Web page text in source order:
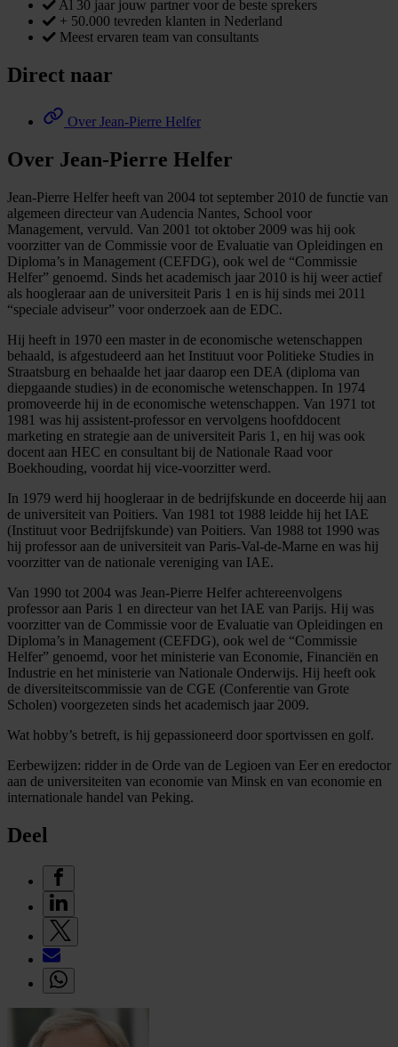
Al 30 jaar jouw partner voor de beste sprekers
+ 50.000 tevreden klanten in Nederland
Meest ervaren team van consultants
Direct naar
Over Jean-Pierre Helfer
Over Jean-Pierre Helfer
Jean-Pierre Helfer heeft van 2004 tot september 2010 de functie van
algemeen directeur van Audencia Nantes, School voor
Management, vervuld. Van 2001 tot oktober 2009 was hij ook
voorzitter van de Commissie voor de Evaluatie van Opleidingen en
Diploma’s in Management (CEFDG), ook wel de “Commissie
Helfer” genoemd. Sinds het academisch jaar 2010 is hij weer actief
als hoogleraar aan de universiteit Paris 1 en is hij sinds mei 2011
“speciale adviseur” voor onderzoek aan de EDC.
Hij heeft in 1970 een master in de economische wetenschappen
behaald, is afgestudeerd aan het Instituut voor Politieke Studies in
Straatsburg en behaalde het jaar daarop een DEA (diploma van
diepgaande studies) in de economische wetenschappen. In 1974
promoveerde hij in de economische wetenschappen. Van 1971 tot
1981 was hij assistent-professor en vervolgens hoofddocent
marketing en strategie aan de universiteit Paris 1, en hij was ook
docent aan HEC en consultant bij de Nationale Raad voor
Boekhouding, voordat hij vice-voorzitter werd.
In 1979 werd hij hoogleraar in de bedrijfskunde en doceerde hij aan
de universiteit van Poitiers. Van 1981 tot 1988 leidde hij het IAE
(Instituut voor Bedrijfskunde) van Poitiers. Van 1988 tot 1990 was
hij professor aan de universiteit van Paris-Val-de-Marne en was hij
voorzitter van de nationale vereniging van IAE.
Van 1990 tot 2004 was Jean-Pierre Helfer achtereenvolgens
professor aan Paris 1 en directeur van het IAE van Parijs. Hij was
voorzitter van de Commissie voor de Evaluatie van Opleidingen en
Diploma’s in Management (CEFDG), ook wel de “Commissie
Helfer” genoemd, voor het ministerie van Economie, Financiën en
Industrie en het ministerie van Nationale Onderwijs. Hij heeft ook
de diversiteitscommissie van de CGE (Conferentie van Grote
Scholen) voorgezeten sinds het academisch jaar 2009.
Wat hobby’s betreft, is hij gepassioneerd door sportvissen en golf.
Eerbewijzen: ridder in de Orde van de Legioen van Eer en eredoctor
aan de universiteiten van economie van Minsk en van economie en
internationale handel van Peking.
Deel